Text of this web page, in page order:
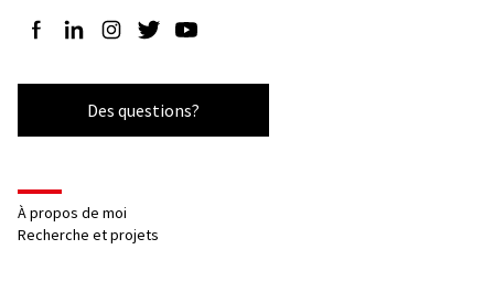
Suivez-nous sur Facebook
Suivez-nous sur LinkedIn
Suivez-nous sur Instagram
Suivez-nous sur Twitter
Suivez-nous sur YouTube
Des questions?
À propos de moi
Recherche et projets